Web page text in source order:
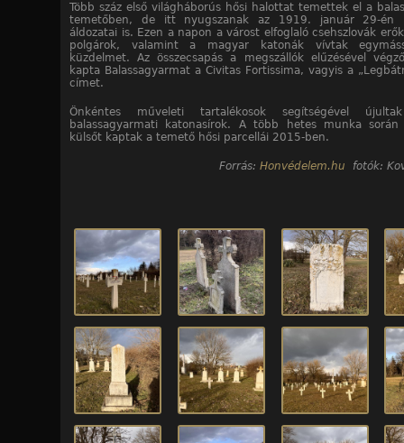
Több száz első világháborús hősi halottat temettek el a
temetőben, de itt nyugszanak az 1919. január 29-én
áldozatai is. Ezen a napon a várost elfoglaló csehszlovák
polgárok, valamint a magyar katonák vívtak
küzdelmet. Az összecsapás a megszállók elűzésével
kapta Balassagyarmat a Civitas Fortissima, vagyis a
címet.
Önkéntes műveleti tartalékosok segítségével
balassagyarmati katonasírok. A több hetes munka
külsőt kaptak a temető hősi parcellái 2015-ben.
Forrás: Honvédelem.hu fotók: